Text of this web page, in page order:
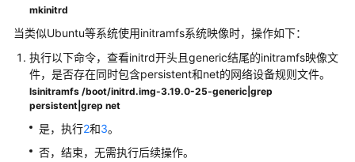
产
品
咨
询
ECS
创
mkinitrd
当类似Ubuntu等系统使用initramfs系统映像时，操作如下：
执行以下命令，查看initrd开头且generic结尾的initramfs映像文
件，是否存在同时包含persistent和net的网络设备规则文件。
lsinitramfs /boot/initrd.img-3.19.0-25-generic|grep
persistent|grep net
是，执行2和3。
否，结束，无需执行后续操作。